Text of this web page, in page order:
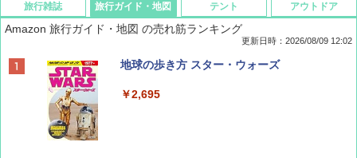
旅行雑誌
BE-PAL(ビ-パル) 2026年 9 月号【特別付録:
旅行ガイド・地図
Amazon 旅行ガイド・地図 の売れ筋ランキング
更新日時：2026/08/09 12:02
地球の歩き方 スター・ウォーズ
￥2,695
テント アウトドア